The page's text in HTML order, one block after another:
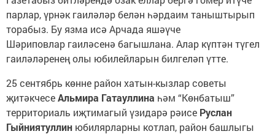
парлар, үрнәк гаиләләр белән һәрдаим таныштырып
торабыз. Бу язма исә Арчада яшәүче
Шәриповлар гаиләсенә багышлана. Алар күптән түгел
гаиләләренең олы юбилейларын билгеләп үтте.
25 сентябрь көнне район хатын-кызлар советы
җитәкчесеАльмира Гатауллина һәм “Көнбатыш”
территориаль иҗтимагый үзидарә рәисе Руслан
Гыйниятуллин юбилярларны котлап, район башлыгы